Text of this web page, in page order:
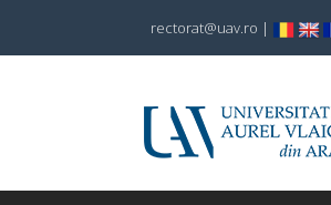
rectorat@uav.ro |